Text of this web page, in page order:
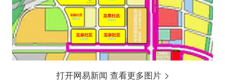
打开网易新闻 查看更多图片